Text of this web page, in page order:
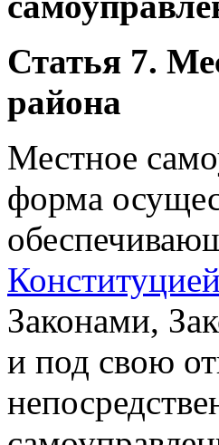
Статья 7.
района
Местное
форма
Конституцией
Законами,
и под свою